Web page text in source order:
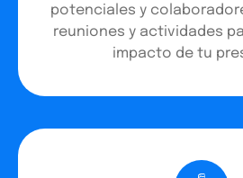
potenciales y
reuniones y actividades
impacto de tu